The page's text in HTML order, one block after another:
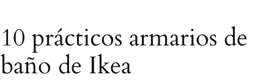
10 prácticos armarios de
baño de Ikea